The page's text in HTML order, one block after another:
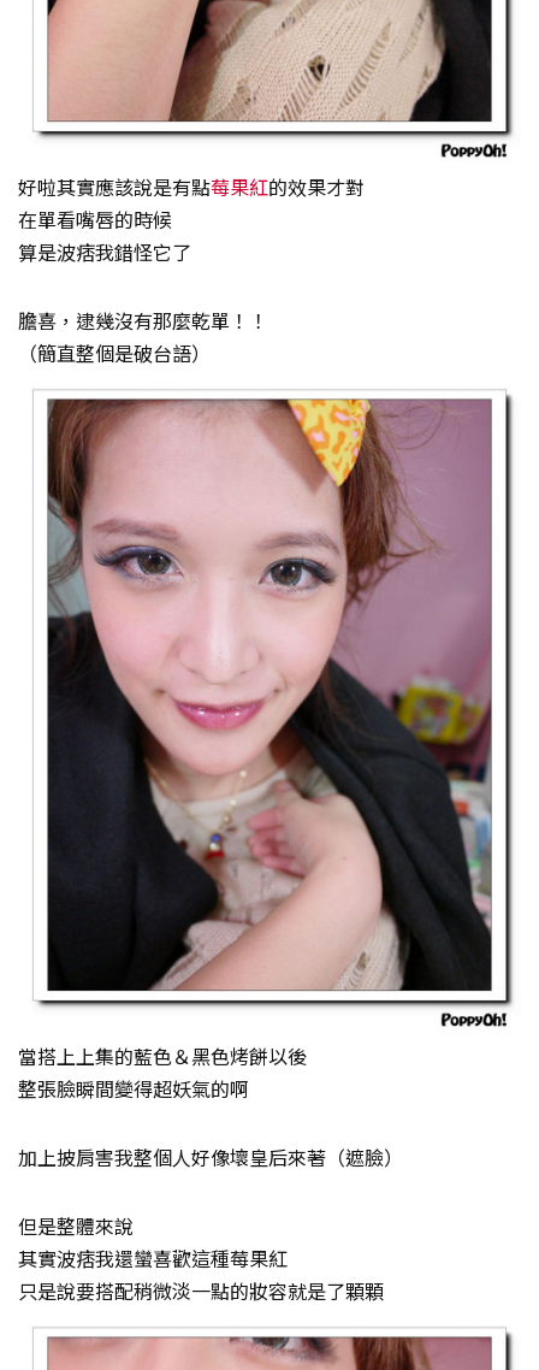
好啦其實應該說是有點莓果紅的效果才對
在單看嘴唇的時候
算是波痞我錯怪它了
膽喜，逮幾沒有那麼乾單！！
（簡直整個是破台語）
當搭上上集的藍色＆黑色烤餅以後
整張臉瞬間變得超妖氣的啊
加上披肩害我整個人好像壞皇后來著（遮臉）
但是整體來說
其實波痞我還蠻喜歡這種莓果紅
只是說要搭配稍微淡一點的妝容就是了顆顆